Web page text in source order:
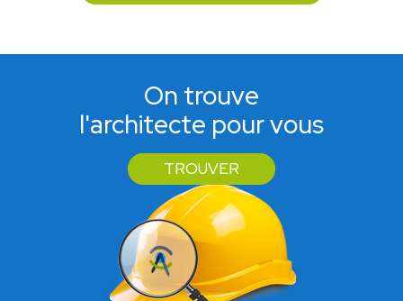
On trouve
l'architecte pour vous
TROUVER